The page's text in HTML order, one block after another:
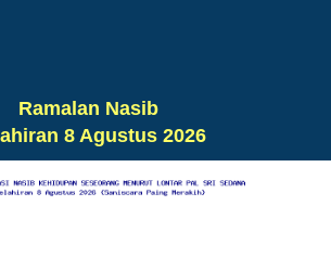
Ramalan Nasib
8 Agustus 2026